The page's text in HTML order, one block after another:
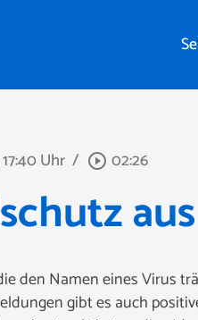
Uhr / play_circle_outline 02:26
den Namen eines Virus
gibt es auch